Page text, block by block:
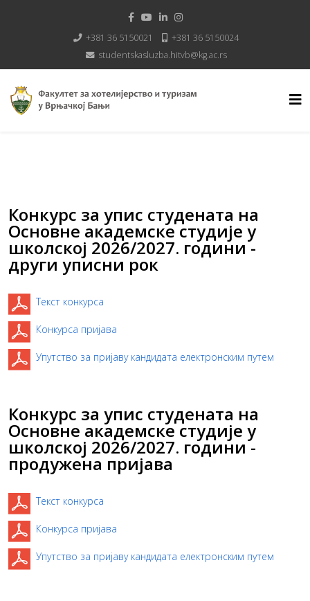
+381 36 5150021
+381 36 5150024
studentskasluzba.hitvb@kg.ac.rs
Конкурс за упис студената на
Основне академске студије у
школској 2026/2027. години -
други уписни рок
Текст конкурса
Конкурса пријава
Упутство за пријаву кандидата електронским путем
Конкурс за упис студената на
Основне академске студије у
школској 2026/2027. години -
продужена пријава
Текст конкурса
Конкурса пријава
Упутство за пријаву кандидата електронским путем